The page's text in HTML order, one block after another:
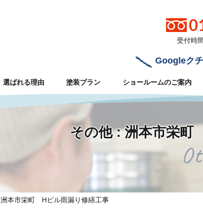
受付時
Googleク
選ばれる理由 塗装プラン ショールームのご案内
洲本市栄町 Hビル雨漏り修繕工事
その他 : 洲本市栄